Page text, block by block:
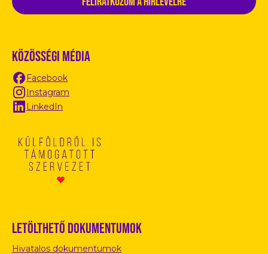
Közösségi média
Facebook
Instagram
LinkedIn
Letölthető dokumentumok
Hivatalos dokumentumok